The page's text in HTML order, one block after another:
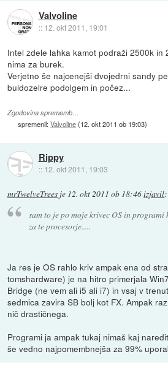
Valvoline
:: 12. okt 2011, 19:01
Intel zdele lahka kamot podraži 2500k in
nima za burek.
Verjetno še najcenejši dvojedrni sandy
buldozelre podolgem in počez...
Zgodovina sprememb…
spremenil:Valvoline(12. okt 2011 ob 19:03)
Rippy
:: 12. okt 2011, 19:03
mrTwelveTrees je 12. okt 2011 ob 18:46izjavil:
sam to je po moje krivec OS in programi
za te procesorje.....
Ja res je OS rahlo kriv ampak ena od
tomshardware) je na hitro primerjala
Bridge (ne vem ali i5 ali i7) in vsaj v
sedmica zavira SB bolj kot FX. Ampak
nič drastičnega.
Programi ja ampak tukaj nimaš kaj
še vedno najpomembnejša za 99%